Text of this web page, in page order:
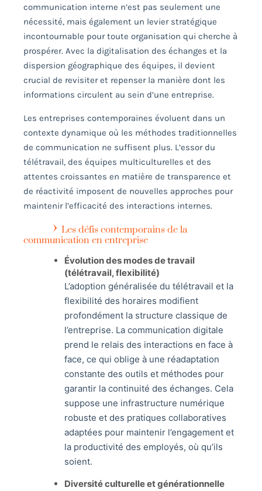
communication interne n’est pas seulement une
nécessité, mais également un levier stratégique
incontournable pour toute organisation qui cherche à
prospérer. Avec la digitalisation des échanges et la
dispersion géographique des équipes, il devient
crucial de revisiter et repenser la manière dont les
informations circulent au sein d’une entreprise.
Les entreprises contemporaines évoluent dans un
contexte dynamique où les méthodes traditionnelles
de communication ne suffisent plus. L’essor du
télétravail, des équipes multiculturelles et des
attentes croissantes en matière de transparence et
de réactivité imposent de nouvelles approches pour
maintenir l’efficacité des interactions internes.
Les défis contemporains de la
communication en entreprise
Évolution des modes de travail
(télétravail, flexibilité)
L’adoption généralisée du télétravail et la
flexibilité des horaires modifient
profondément la structure classique de
l’entreprise. La communication digitale
prend le relais des interactions en face à
face, ce qui oblige à une réadaptation
constante des outils et méthodes pour
garantir la continuité des échanges. Cela
suppose une infrastructure numérique
robuste et des pratiques collaboratives
adaptées pour maintenir l’engagement et
la productivité des employés, où qu’ils
soient.
Diversité culturelle et générationnelle